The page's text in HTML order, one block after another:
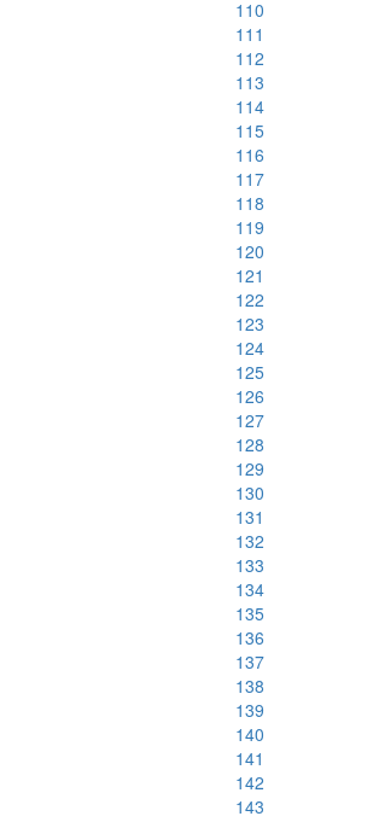
110
111
112
113
114
115
116
117
118
119
120
121
122
123
124
125
126
127
128
129
130
131
132
133
134
135
136
137
138
139
140
141
142
143